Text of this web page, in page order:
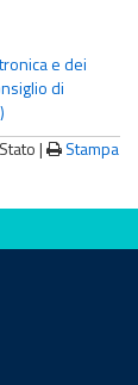
e dei
di
| Stampa